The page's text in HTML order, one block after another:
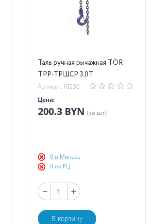
Таль ручная рычажная TOR
ТРР-ТРШСР 3,0Т
Артикул: 10230
Цена:
200.3 BYN (за шт)
0 в Минске
0 на РЦ
В корзину